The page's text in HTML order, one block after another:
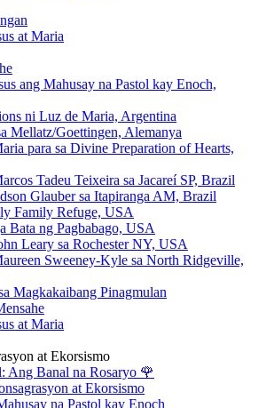
at Maria
ang Mahusay na Pastol kay Enoch,
ni Luz de Maria, Argentina
Mellatz/Goettingen, Alemanya
para sa Divine Preparation of Hearts,
Tadeu Teixeira sa Jacareí SP, Brazil
Glauber sa Itapiranga AM, Brazil
Family Refuge, USA
Bata ng Pagbabago, USA
Leary sa Rochester NY, USA
Sweeney-Kyle sa North Ridgeville,
Magkakaibang Pinagmulan
at Maria
at Ekorsismo
Ang Banal na Rosaryo 🌹
at Ekorsismo
na Pastol kay Enoch